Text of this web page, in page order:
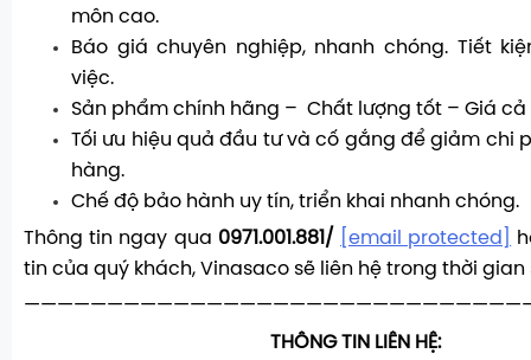
môn cao.
Báo giá chuyên nghiệp, nhanh chóng. Tiết
việc.
Sản phẩm chính hãng – Chất lượng tốt – Giá cả
Tối ưu hiệu quả đầu tư và cố gắng để giảm chi
hàng.
Chế độ bảo hành uy tín, triển khai nhanh chóng.
Thông tin ngay qua 0971.001.881/ [email protected]
tin của quý khách, Vinasaco sẽ liên hệ trong thời gian
THÔNG TIN LIÊN HỆ: